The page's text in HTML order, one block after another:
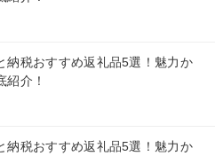
納税おすすめ返礼品5選！魅力か
紹介！
納税おすすめ返礼品5選！魅力か